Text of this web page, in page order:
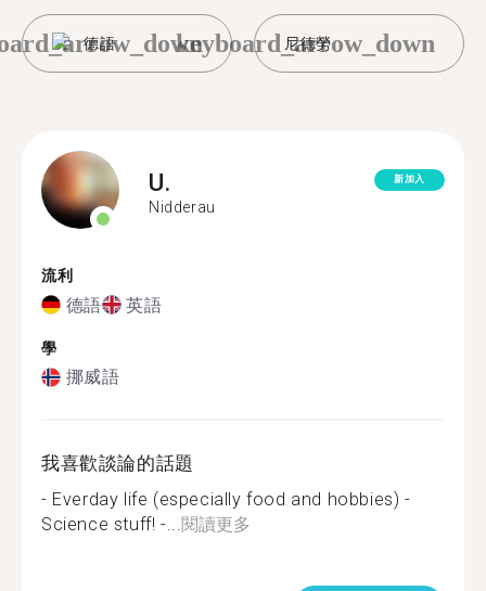
德語 尼德勞
keyboard_arrow_down
U.
Nidderau
新加入
流利
德語 英語
學
挪威語
我喜歡談論的話題
- Everday life (especially food and hobbies) -
Science stuff! -...閱讀更多